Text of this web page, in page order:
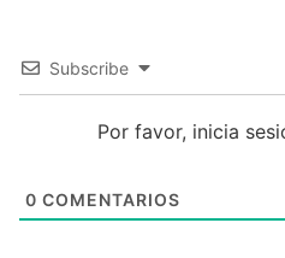
Subscribe
Por favor, inicia
0 COMENTARIOS